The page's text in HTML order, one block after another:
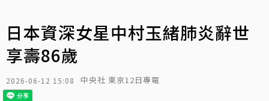
日本資深女星中村玉緒肺炎辭世
享壽86歲
2026-06-12 15:08 中央社 東京12日專電